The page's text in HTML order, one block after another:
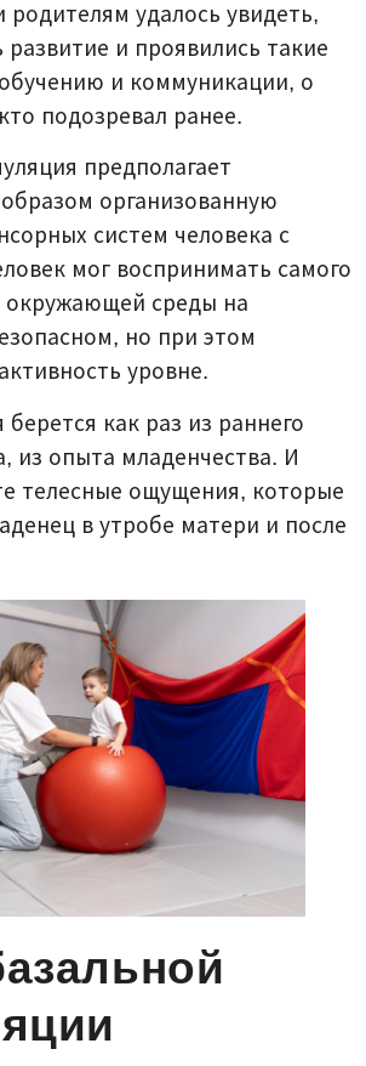
родителям удалось увидеть,
развитие и проявились такие
и коммуникации, о
подозревал ранее.
предполагает
организованную
систем человека с
мог воспринимать самого
окружающей среды на
но при этом
уровне.
как раз из раннего
из опыта младенчества. И
телесные ощущения, которые
в утробе матери и после